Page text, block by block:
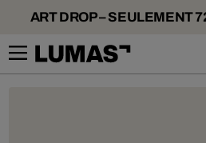
ART DROP – SEULEMENT